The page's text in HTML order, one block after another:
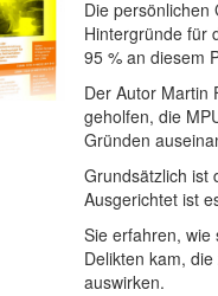
Die persönlichen
Hintergründe für
95 % an diesem
Der Autor Martin
geholfen, die
Gründen
Grundsätzlich ist
Ausgerichtet ist
Sie erfahren, wie
Delikten kam,
auswirken.